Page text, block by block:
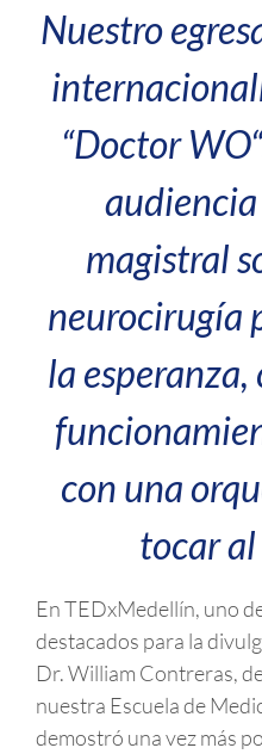
Nuestro
“Doctor WO
magistral
neurocirugía
la
con una
tocar
En TEDxMedellín, uno
destacados para la
Dr. William Contreras,
nuestra Escuela de
demostró una vez más